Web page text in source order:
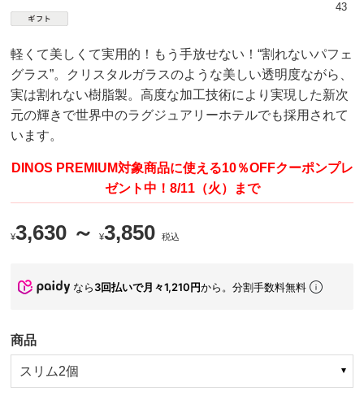
43
軽くて美しくて実用的！もう手放せない！“割れないパフェ
グラス”。クリスタルガラスのような美しい透明度ながら、
実は割れない樹脂製。高度な加工技術により実現した新次
元の輝きで世界中のラグジュアリーホテルでも採用されて
います。
DINOS PREMIUM対象商品に使える10％OFFクーポンプレ
ゼント中！8/11（火）まで
¥3,630 ～¥3,850 税込
なら3回払いで月々1,210円から。分割手数料無料
商品
スリム2個